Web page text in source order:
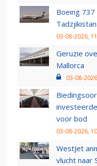
Boeing 737
03-08-2026,
Geruzie
Mallorca
03-08-
voor bod
03-08-2026,
WestJet
vlucht naar